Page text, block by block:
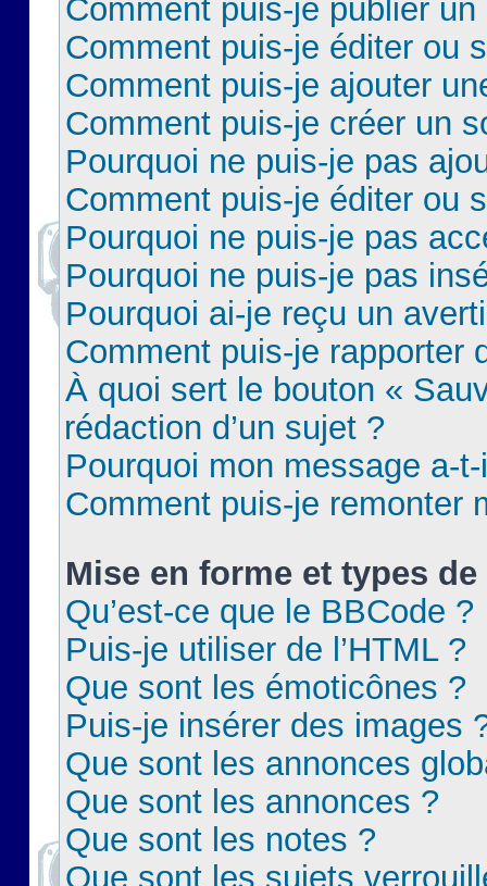
Comment puis-je publier
Comment puis-je éditer ou
Comment puis-je ajouter
Comment puis-je créer un
Pourquoi ne puis-je pas
Comment puis-je éditer ou
Pourquoi ne puis-je pas
Pourquoi ne puis-je pas
Pourquoi ai-je reçu un
Comment puis-je rapporter
À quoi sert le bouton «
rédaction d’un sujet ?
Pourquoi mon message a-
Comment puis-je remonter
Mise en forme et types
Qu’est-ce que le BBCode ?
Puis-je utiliser de l’HTML ?
Que sont les émoticônes ?
Puis-je insérer des images
Que sont les annonces
Que sont les annonces ?
Que sont les notes ?
Que sont les sujets